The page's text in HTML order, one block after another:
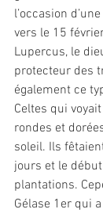
l’occasion
vers le 15
Lupercus, le
protecteur des
également ce
Celtes qui
rondes et
soleil. Ils
jours et le
plantations.
Gélase 1er qui